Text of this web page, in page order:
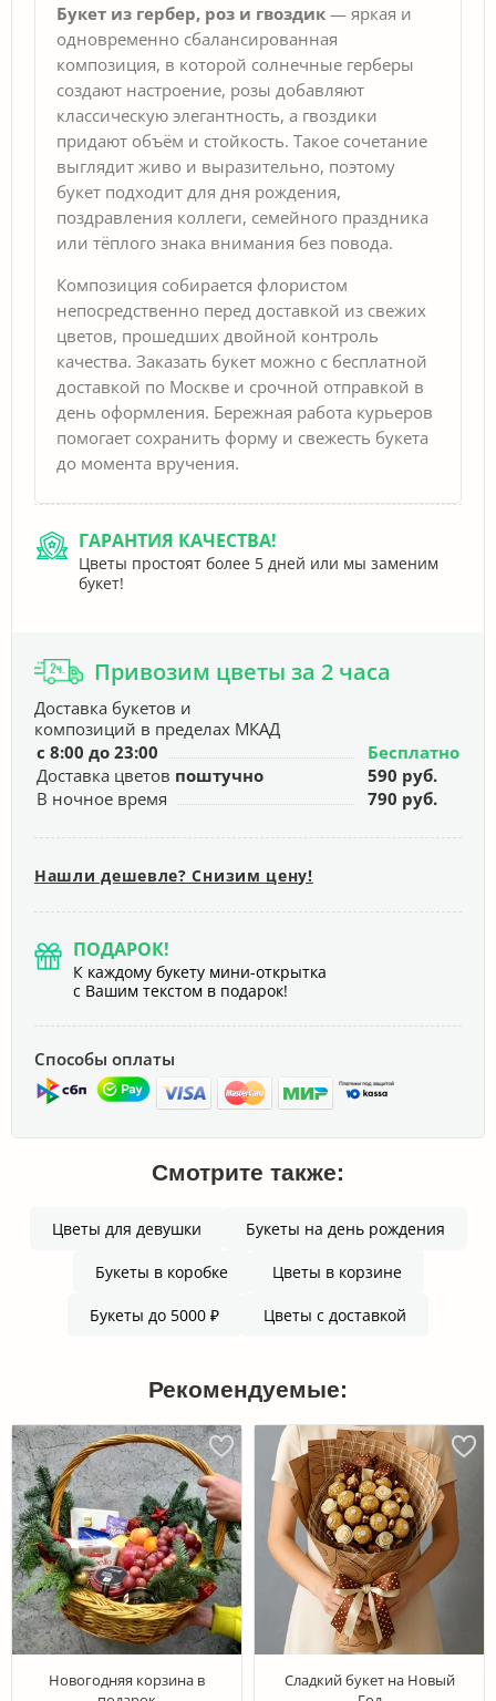
Букет из гербер, роз и гвоздик — яркая и
одновременно сбалансированная
композиция, в которой солнечные герберы
создают настроение, розы добавляют
классическую элегантность, а гвоздики
придают объём и стойкость. Такое сочетание
выглядит живо и выразительно, поэтому
букет подходит для дня рождения,
поздравления коллеги, семейного праздника
или тёплого знака внимания без повода.
Композиция собирается флористом
непосредственно перед доставкой из свежих
цветов, прошедших двойной контроль
качества. Заказать букет можно с бесплатной
доставкой по Москве и срочной отправкой в
день оформления. Бережная работа курьеров
помогает сохранить форму и свежесть букета
до момента вручения.
ГАРАНТИЯ КАЧЕСТВА!
Цветы простоят более 5 дней или мы заменим
букет!
Привозим цветы за 2 часа
Доставка букетов и
композиций в пределах МКАД
с 8:00 до 23:00
Бесплатно
Доставка цветов поштучно
590 руб.
В ночное время
790 руб.
Нашли дешевле? Снизим цену!
ПОДАРОК!
К каждому букету мини-открытка
с Вашим текстом в подарок!
Способы оплаты
Смотрите также:
Цветы для девушки Букеты на день рождения
Букеты в коробке Цветы в корзине
Букеты до 5000 ₽ Цветы с доставкой
Рекомендуемые:
Новогодняя корзина в
Сладкий букет на Новый